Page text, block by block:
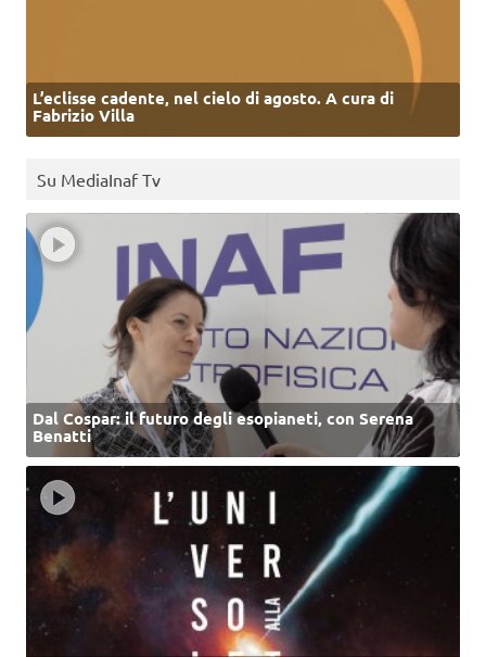
L’eclisse cadente, nel cielo di agosto. A cura di
Fabrizio Villa
Su MediaInaf Tv
Dal Cospar: il futuro degli esopianeti, con Serena
Benatti